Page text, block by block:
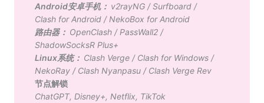
Android安卓手机： v2rayNG/Surfboard/
Clash for Android/ NekoBox for Android
路由器： OpenClash/ PassWall2/
ShadowSocksR Plus+
Linux系统： Clash Verge/ Clash for Windows/
NekoRay/ Clash Nyanpasu/ Clash Verge Rev
节点解锁
ChatGPT, Disney+, Netflix, TikTok